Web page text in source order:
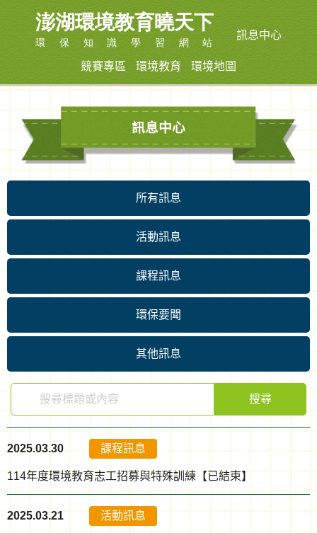
訊息中心
競賽專區 環境教育 環境地圖
訊息中心
所有訊息
活動訊息
課程訊息
環保要聞
其他訊息
搜尋
2025.03.30 課程訊息
114年度環境教育志工招募與特殊訓練【已結束】
2025.03.21 活動訊息